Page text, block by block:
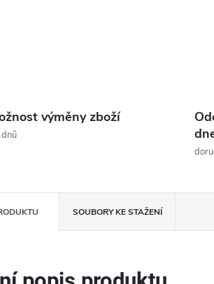
výměny zboží
SOUBORY KE STAŽENÍ